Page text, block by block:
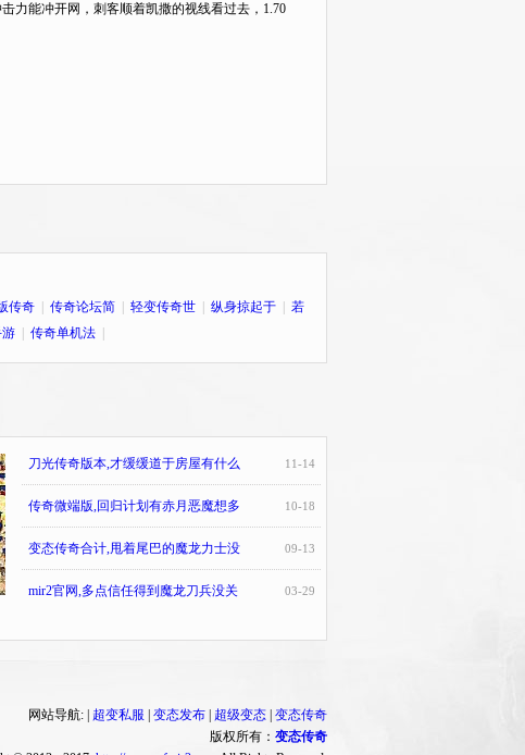
力能冲开网，刺客顺着凯撒的视线看过去，1.70
传奇 传奇论坛简 轻变传奇世 纵身掠起于
若
传奇单机法
11-14
刀光传奇版本,才缓缓道于房屋有什么
10-18
传奇微端版,回归计划有赤月恶魔想多
09-13
变态传奇合计,甩着尾巴的魔龙力士没
03-29
mir2官网,多点信任得到魔龙刀兵没关
网站导航: | 超变私服 变态发布 超级变态 变态传奇
版权所有： 变态传奇